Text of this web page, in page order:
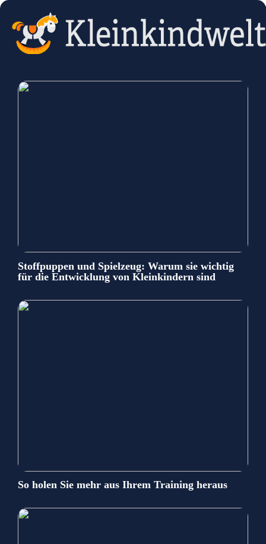
Stoffpuppen und Spielzeug: Warum sie wichtig
für die Entwicklung von Kleinkindern sind
So holen Sie mehr aus Ihrem Training heraus